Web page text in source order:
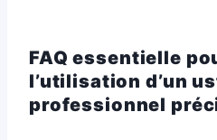
FAQ essentielle
l’utilisation d’un
professionnel